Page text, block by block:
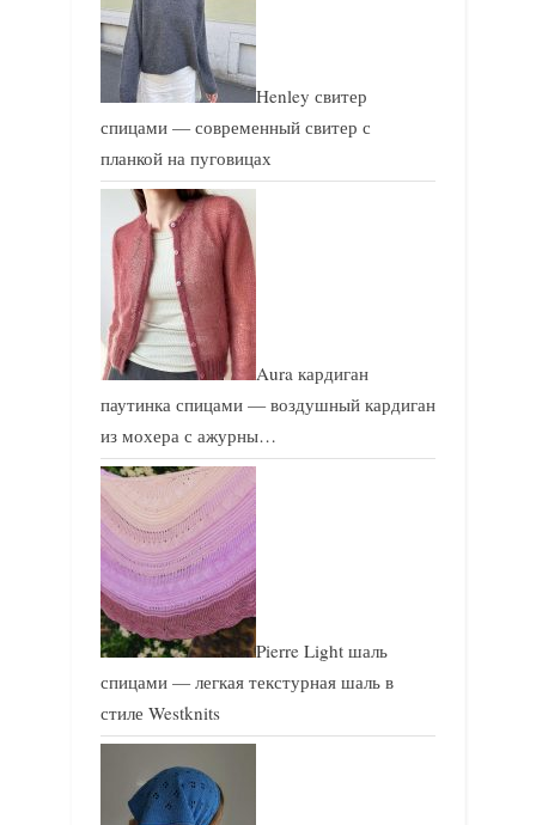
Henley свитер
спицами — современный свитер с
планкой на пуговицах
Aura кардиган
паутинка спицами — воздушный кардиган
из мохера с ажурны…
Pierre Light шаль
спицами — легкая текстурная шаль в
стиле Westknits